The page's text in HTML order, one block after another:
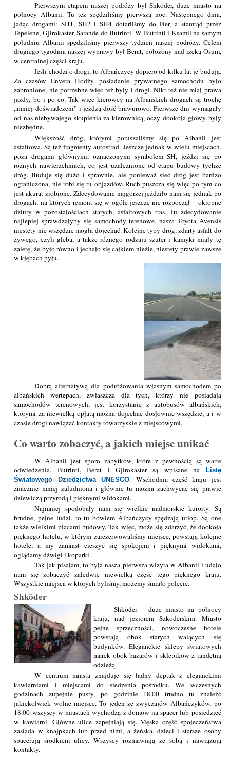
Pierwszym etapem naszej podróży był Shköder, duże miasto na
północy Albanii. Tu też spędziliśmy pierwszą noc. Następnego dnia,
jadąc drogami: SH1, SH2 i SH4 dotarliśmy do Fier, a stamtąd przez
Tepelene, Gjirokaster, Sarande do Butrinti. W Butrinti i Ksamil na samym
południu Albanii spędziliśmy pierwszy tydzień naszej podróży. Celem
drugiego tygodnia naszej wyprawy był Berat, położony nad rzeką Osum,
w centralnej części kraju.
Jeśli chodzi o drogi, to Albańczycy dopiero od kilku lat je budują.
Za czasów Envera Hodży posiadanie prywatnego samochodu było
zabronione, nie potrzebne więc też były i drogi. Nikt też nie miał prawa
jazdy, bo i po co. Tak więc kierowcy na Albańskich drogach są trochę
„mniej doświadczeni” i jeżdżą dość brawurowo. Pierwsze dni wymagały
od nas niebywałego skupienia za kierownicą, oczy dookoła głowy były
niezbędne.
Większość dróg, którymi poruszaliśmy się po Albanii jest
asfaltowa. Są też fragmenty autostrad. Jeszcze jednak w wielu miejscach,
poza drogami głównymi, oznaczonymi symbolem SH, jeździ się po
różnych nawierzchniach, co jest uzależnione od etapu budowy tychże
dróg. Buduje się dużo i sprawnie, ale ponieważ sieć dróg jest bardzo
ograniczona, nie robi się tu objazdów. Ruch puszcza się więc po tym co
jest akurat zrobione. Zdecydowanie najgorzej jeździło nam się jednak po
drogach, na których remont się w ogóle jeszcze nie rozpoczął – okropne
dziury w pozostałościach starych, asfaltowych tras. Tu zdecydowanie
najlepiej sprawdzałyby się samochody terenowe, nasza Toyota Avensis
niestety nie wszędzie mogła dojechać. Kolejne typy dróg, zdarty asfalt do
żywego, czyli gleba, a także różnego rodzaju szuter i kamyki miały tę
zaletę, że było równo i jechało się całkiem nieźle, niestety prawie zawsze
w kłębach pyłu.
Dobrą alternatywą dla podróżowania własnym samochodem po
albańskich wertepach, zwłaszcza dla tych, którzy nie posiadają
samochodów terenowych, jest korzystanie z autobusów albańskich,
którymi za niewielką opłatą można dojechać dosłownie wszędzie, a i w
czasie drogi nawiązać kontakty towarzyskie z miejscowymi.
Co warto zobaczyć, a jakich miejsc unikać
W Albanii jest sporo zabytków, które z pewnością są warte
odwiedzenia. Butrinti, Berat i Gjirokaster są wpisane na
Listę
Światowego Dziedzictwa UNESCO. Wschodnia część kraju jest
znacznie mniej zaludniona i głównie tu można zachwycać się prawie
dziewiczą przyrodą i pięknymi widokami.
Najmniej spodobały nam się wielkie nadmorskie kurorty. Są
brudne, pełne ludzi, to tu bowiem Albańczycy spędzają urlop. Są one
także wielkimi placami budowy. Tak więc, może się zdarzyć, że dookoła
pięknego hotelu, w którym zarezerwowaliśmy miejsce, powstają kolejne
hotele, a my zamiast cieszyć się spokojem i pięknymi widokami,
oglądamy dźwigi i koparki.
Tak jak pisałam, to była nasza pierwsza wizyta w Albanii i udało
nam się zobaczyć zaledwie niewielką część tego pięknego kraju.
Wszystkie miejsca w których byliśmy, możemy śmiało polecić.
Shköder
Shköder – duże miasto na północy
kraju, nad jeziorem Szkoderskim. Miasto
pełne sprzeczności, nowoczesne hotele
powstają obok starych walących się
budynków. Eleganckie sklepy światowych
marek obok bazarów i sklepików z tandetną
odzieżą.
W centrum miasta znajduje się ładny deptak z eleganckimi
kawiarniami i miejscami do siedzenia pośrodku. We wczesnych
godzinach zupełnie pusty, po godzinie 18.00 trudno tu znaleźć
jakiekolwiek wolne miejsce. To jeden ze zwyczajów Albańczyków, po
18.00 wszyscy w miastach wychodzą z domów na spacer lub posiedzieć
w kawiarni. Główne ulice zapełniają się. Męska część społeczeństwa
zasiada w knajpkach lub przed nimi, a żeńska, dzieci i starsze osoby
spacerują środkiem ulicy. Wszyscy rozmawiają ze sobą i nawiązują
kontakty.